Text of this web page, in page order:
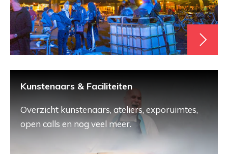
Kunstenaars & Faciliteiten
Overzicht kunstenaars, ateliers, exporuimtes,
open calls en nog veel meer.